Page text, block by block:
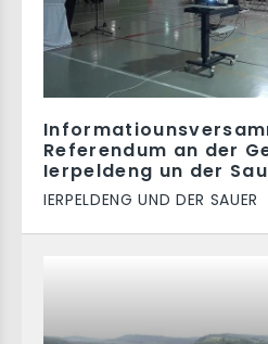
Referendum an der
Ierpeldeng un der
IERPELDENG UND DER SAUER